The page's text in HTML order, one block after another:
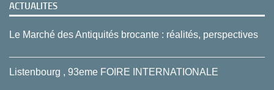
ACTUALITES
Le Marché des Antiquités brocante : réalités, perspectives
Listenbourg , 93eme FOIRE INTERNATIONALE